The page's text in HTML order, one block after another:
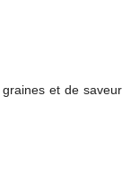
et de saveur